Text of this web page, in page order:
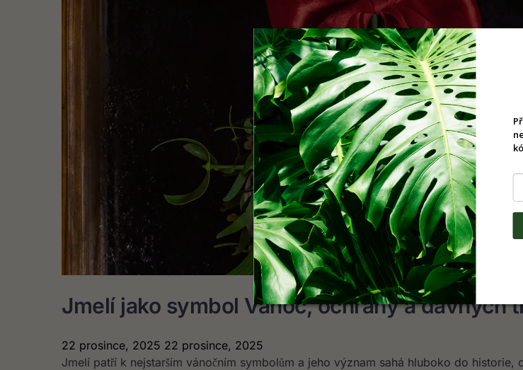
Jmelí jako symbol Vánoc, ochrany a dávných
22 prosince, 2025 22 prosince, 2025
Jmelí patří k nejstarším vánočním symbolům a jeho význam sahá hluboko do historie,